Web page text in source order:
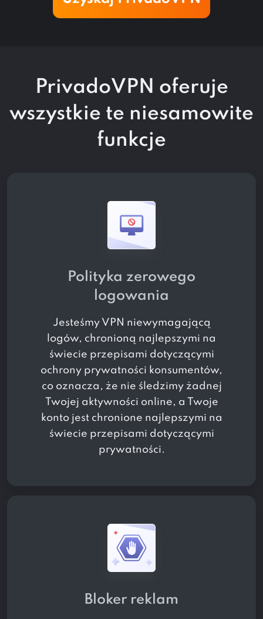
PrivadoVPN oferuje
wszystkie te niesamowite
funkcje
Polityka zerowego
logowania
Jesteśmy VPN niewymagającą
logów, chronioną najlepszymi na
świecie przepisami dotyczącymi
ochrony prywatności konsumentów,
co oznacza, że ​​nie śledzimy żadnej
Twojej aktywności online, a Twoje
konto jest chronione najlepszymi na
świecie przepisami dotyczącymi
prywatności.
Bloker reklam